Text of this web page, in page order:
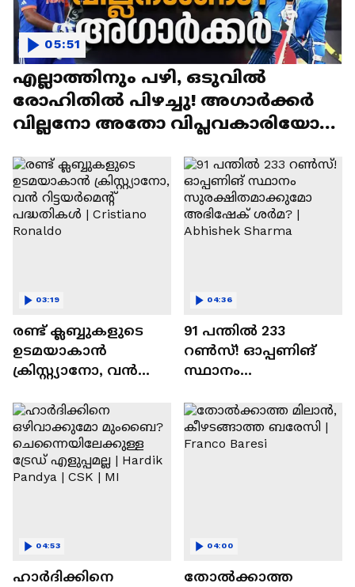
എല്ലാത്തിനും പഴി, ഒടുവില്‍
രോഹിതില്‍ പിഴച്ചു! അഗാര്‍ക്കർ
വില്ലനോ അതോ വിപ്ലവകാരിയോ? |
05:51
രണ്ട്‌ ക്ലബ്ബുകളുടെ
ഉടമയാകാന്‍
ക്രിസ്റ്റ്യാനോ, വന്‍
പദ്ധതികള്‍ | Cristiano
Ronaldo
03:19
91 പന്തില്‍ 233
റണ്‍സ്! ഓപ്പണിങ്
സ്ഥാനം
അഭിഷേക് ശർമ? |
Abhishek Sharma
04:36
ഹാർദിക്കിനെ
04:53
തോല്‍ക്കാത്ത
04:00